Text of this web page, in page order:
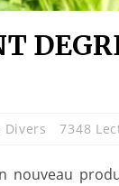
Divers 7348
nouveau